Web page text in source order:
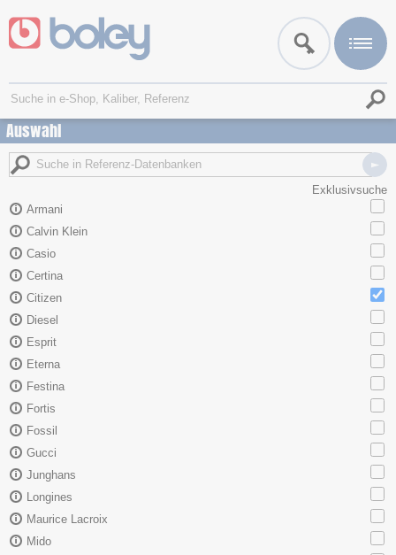
Auswahl
Exklusivsuche
Armani
Calvin Klein
Casio
Certina
Citizen
Diesel
Esprit
Eterna
Festina
Fortis
Fossil
Gucci
Junghans
Longines
Maurice Lacroix
Mido